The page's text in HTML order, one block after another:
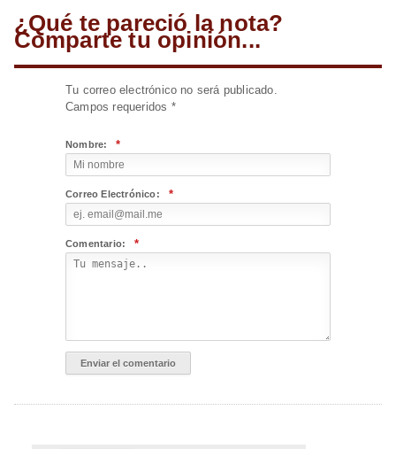
¿Qué te pareció la nota?
Comparte tu opinión...
Tu correo electrónico no será publicado.
Campos requeridos *
Nombre: *
Correo Electrónico: *
Comentario: *